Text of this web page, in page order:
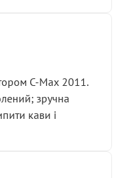
C-Max 2011.
зручна
кави і